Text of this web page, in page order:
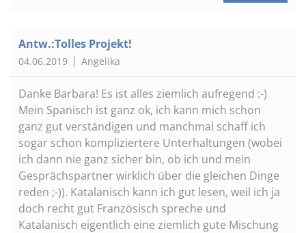
Antw.:Tolles Projekt!
04.06.2019 Angelika
Danke Barbara! Es ist alles ziemlich aufregend :-)
Mein Spanisch ist ganz ok, ich kann mich schon
ganz gut verständigen und manchmal schaff ich
sogar schon kompliziertere Unterhaltungen (wobei
ich dann nie ganz sicher bin, ob ich und mein
Gesprächspartner wirklich über die gleichen Dinge
reden ;-)). Katalanisch kann ich gut lesen, weil ich ja
doch recht gut Französisch spreche und
Katalanisch eigentlich eine ziemlich gute Mischung